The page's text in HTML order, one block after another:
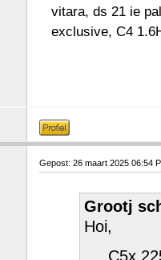
vitara, ds 21 ie
exclusive, C4
Gepost: 26 maart 2025 06:54
Grootj
Hoi,
.... C5x